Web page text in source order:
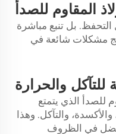
المقاوم للصدأ
بل تنبع مباشرة
مشكلات شائعة في
للتآكل والحرارة
للصدأ الذي يتمتع
والتآكل. وهذا
في الظروف